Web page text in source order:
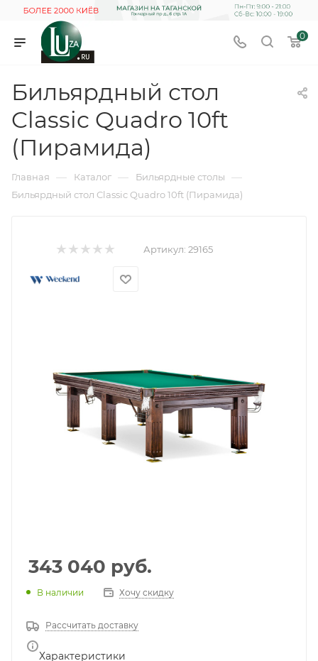
0
Бильярдный стол
Classic Quadro 10ft
(Пирамида)
Главная — Каталог — Бильярдные столы —
Бильярдный стол Classic Quadro 10ft (Пирамида)
Артикул: 29165
343 040 руб.
В наличии Хочу скидку
Рассчитать доставку
Характеристики